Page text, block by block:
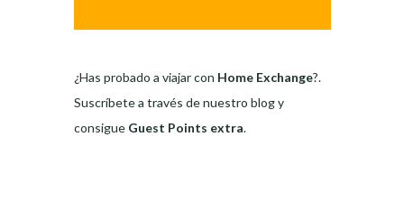
¿Has probado a viajar con Home Exchange?.
Suscríbete a través de nuestro blog y
consigue Guest Points extra.